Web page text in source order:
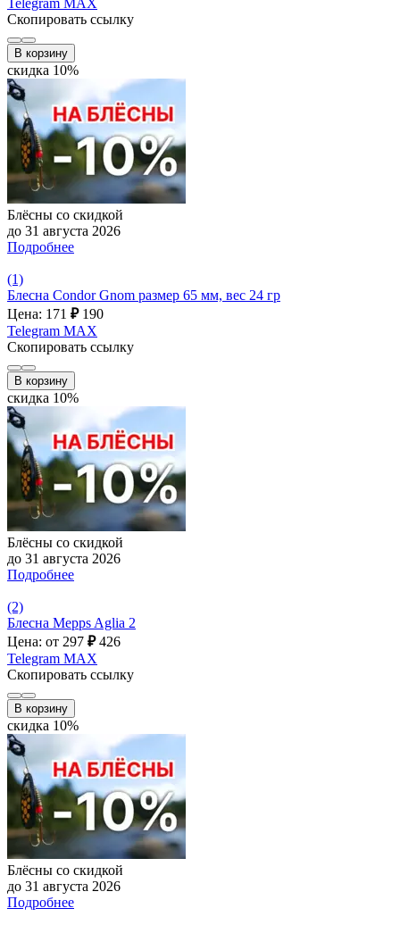
Скопировать ссылку
В корзину
скидка 10%
Блёсны со скидкой
до 31 августа 2026
Подробнее
(1)
Блесна Condor Gnom размер 65 мм, вес 24 гр
Цена: 171 ₽ 190
Telegram MAX
Скопировать ссылку
В корзину
скидка 10%
Блёсны со скидкой
до 31 августа 2026
Подробнее
(2)
Блесна Mepps Aglia 2
Цена: от 297 ₽ 426
Telegram MAX
Скопировать ссылку
В корзину
скидка 10%
Блёсны со скидкой
до 31 августа 2026
Подробнее